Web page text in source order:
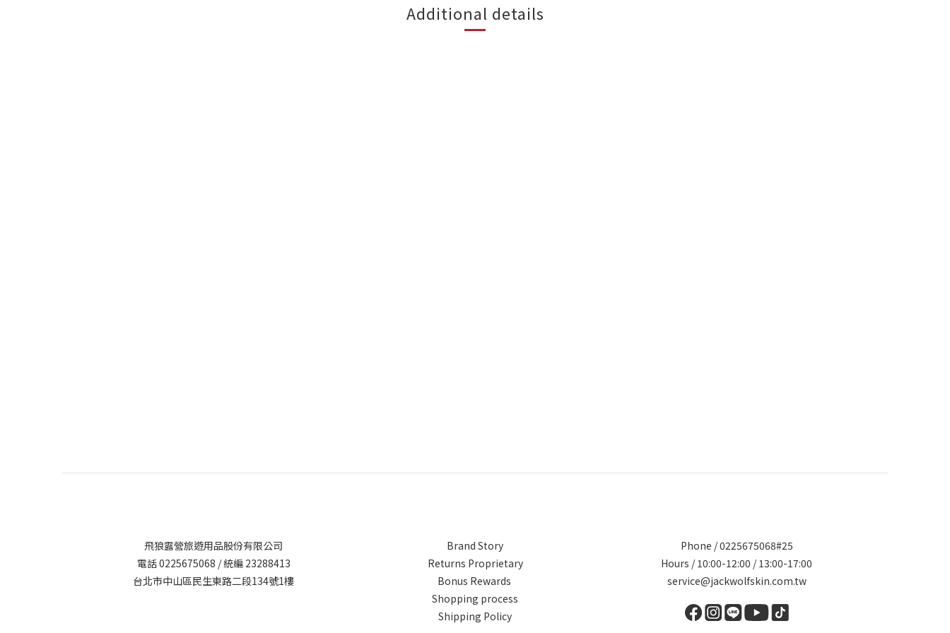
Additional details
飛狼露營旅遊用品股份有限公司
電話 0225675068 / 統編 23288413
台北市中山區民生東路二段134號1樓
Brand Story
Returns Proprietary
Bonus Rewards
Shopping process
Shipping Policy
Phone / 0225675068#25
Hours / 10:00-12:00 / 13:00-17:00
service@jackwolfskin.com.tw